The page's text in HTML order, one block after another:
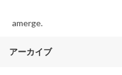
amerge.
アーカイブ